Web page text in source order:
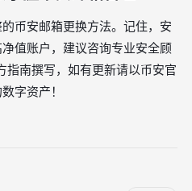
币安邮箱更换方法。记住，安
值账户，建议咨询专业安全顾
南撰写，如有更新请以币安官
字资产！